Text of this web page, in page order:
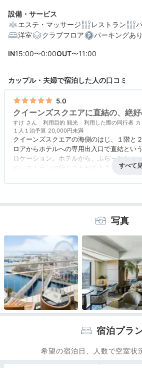
編集部おすすめの３つの
潮の香りを感じて。開放感抜群のバ
誰にも邪魔されず客室で美食と夜景
ダイニング
設備・サービス
エステ・マッサージ
レストラン
洋室
クラブフロア パーキングあり
IN15:00〜0:00OUT〜11:00
カップル・夫婦で宿泊した人の口コミ
5.0
クイーンズスクエアに直結の、絶
すけ 利用目的 観光 利用した際の同行者
１人１泊予算 20,000円未満
クイーンズスクエアの海側のはじ、１階と
ロアからホテルへの専用出入口で直結とい
ロケーション。ホテルから、ふらっとショ
やレストランに行くことができます。
ズなどがあり、みなとみらいエリアでのシ
グの拠点として、とても便利です。
アクセス 5.0 コスパ 5.0 客室 5.0 接客対応
写真
宿泊プラ
希望の宿泊日、人数で空室状